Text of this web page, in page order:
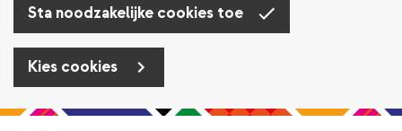
Sta noodzakelijke cookies toe
Kies cookies
Overslaan